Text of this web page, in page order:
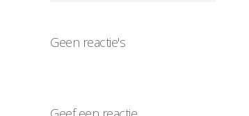
Geen reactie's